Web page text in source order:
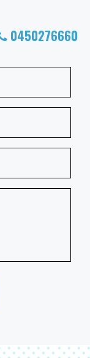
0450276660